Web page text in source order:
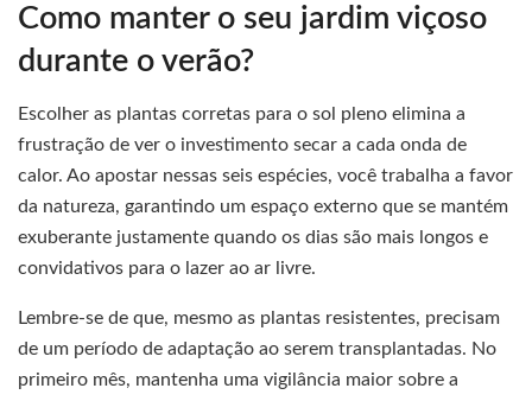
Como manter o seu jardim viçoso
durante o verão?
Escolher as plantas corretas para o sol pleno elimina a
frustração de ver o investimento secar a cada onda de
calor. Ao apostar nessas seis espécies, você trabalha a favor
da natureza, garantindo um espaço externo que se mantém
exuberante justamente quando os dias são mais longos e
convidativos para o lazer ao ar livre.
Lembre-se de que, mesmo as plantas resistentes, precisam
de um período de adaptação ao serem transplantadas. No
primeiro mês, mantenha uma vigilância maior sobre a